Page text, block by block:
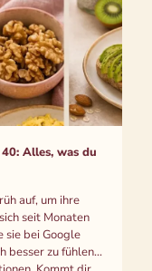
Alles, was du
auf, um ihre
seit Monaten
sie bei Google
besser zu fühlen...